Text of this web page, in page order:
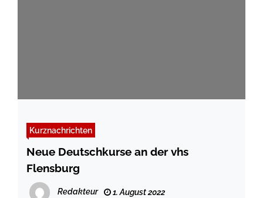
Kurznachrichten
Neue Deutschkurse an der vhs
Flensburg
Redakteur 1. August 2022